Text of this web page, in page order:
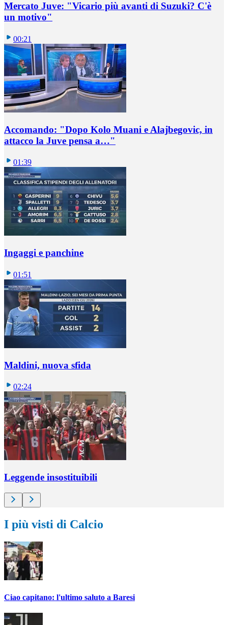
Mercato Juve: "Vicario più avanti di Suzuki? C'è
un motivo"
00:21
Accomando: "Dopo Kolo Muani e Alajbegovic, in
attacco la Juve pensa a…"
01:39
Ingaggi e panchine
01:51
Maldini, nuova sfida
02:24
Leggende insostituibili
I più visti di Calcio
Ciao capitano: l'ultimo saluto a Baresi